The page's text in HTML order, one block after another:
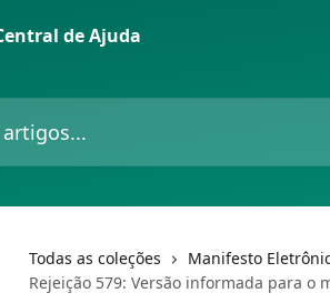
Todas as coleções
Manifesto
Rejeição 579: Versão informada para o